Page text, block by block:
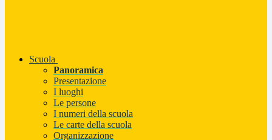
Scuola
Panoramica
Presentazione
I luoghi
Le persone
I numeri della scuola
Le carte della scuola
Organizzazione